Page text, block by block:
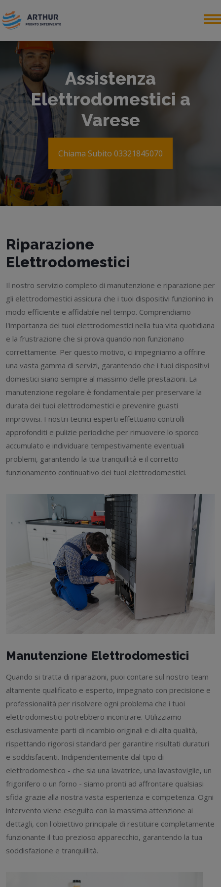
Assistenza
Elettrodomestici a
Varese
Chiama Subito 03321845070
Riparazione
Elettrodomestici
Il nostro servizio completo di manutenzione e riparazione per
gli elettrodomestici assicura che i tuoi dispositivi funzionino in
modo efficiente e affidabile nel tempo. Comprendiamo
l'importanza dei tuoi elettrodomestici nella tua vita quotidiana
e la frustrazione che si prova quando non funzionano
correttamente. Per questo motivo, ci impegniamo a offrire
una vasta gamma di servizi, garantendo che i tuoi dispositivi
domestici siano sempre al massimo delle prestazioni. La
manutenzione regolare è fondamentale per preservare la
durata dei tuoi elettrodomestici e prevenire guasti
improvvisi. I nostri tecnici esperti effettuano controlli
approfonditi e pulizie periodiche per rimuovere lo sporco
accumulato e individuare tempestivamente eventuali
problemi, garantendo la tua tranquillità e il corretto
funzionamento continuativo dei tuoi elettrodomestici.
Manutenzione Elettrodomestici
Quando si tratta di riparazioni, puoi contare sul nostro team
altamente qualificato e esperto, impegnato con precisione e
professionalità per risolvere ogni problema che i tuoi
elettrodomestici potrebbero incontrare. Utilizziamo
esclusivamente parti di ricambio originali e di alta qualità,
rispettando rigorosi standard per garantire risultati duraturi
e soddisfacenti. Indipendentemente dal tipo di
elettrodomestico - che sia una lavatrice, una lavastoviglie, un
frigorifero o un forno - siamo pronti ad affrontare qualsiasi
sfida grazie alla nostra vasta esperienza e competenza. Ogni
intervento viene eseguito con la massima attenzione ai
dettagli, con l'obiettivo principale di restituire completamente
funzionante il tuo prezioso apparecchio, garantendo la tua
soddisfazione e tranquillità.